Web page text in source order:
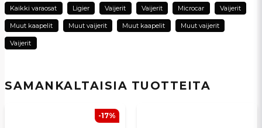
SAMANKALTAISIA ​​TUOTTEITA
-17%
name
Nimi
email
Kaikki varaosat Ligier Vaijerit Vaijerit Microcar Vaijerit
Muut kaapelit Muut vaijerit Muut kaapelit Muut vaijerit
Vaijerit